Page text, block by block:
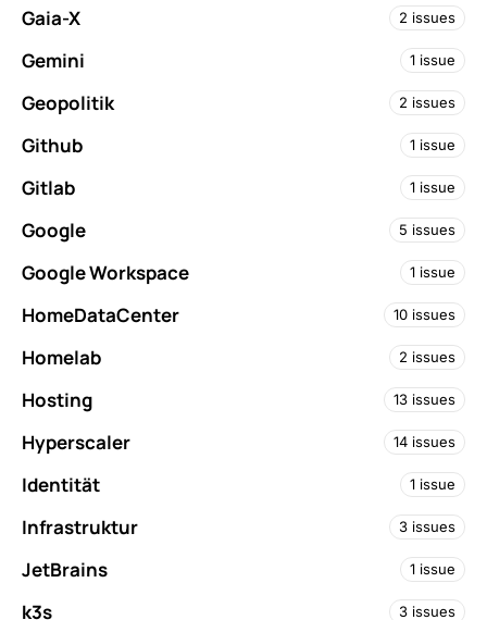
Gaia-X 2 issues
Gemini 1 issue
Geopolitik 2 issues
Github 1 issue
Gitlab 1 issue
Google 5 issues
Google Workspace 1 issue
HomeDataCenter 10 issues
Homelab 2 issues
Hosting 13 issues
Hyperscaler 14 issues
Identität 1 issue
Infrastruktur 3 issues
JetBrains 1 issue
k3s 3 issues